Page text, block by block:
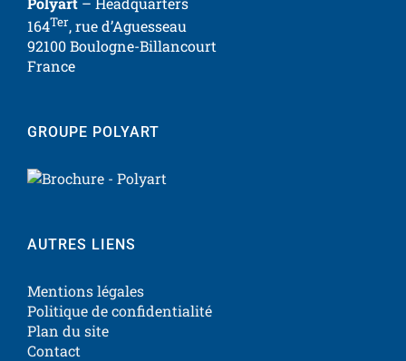
164Ter, rue d’Aguesseau
92100 Boulogne-Billancourt
France
GROUPE POLYART
AUTRES LIENS
Mentions légales
Politique de confidentialité
Plan du site
Contact